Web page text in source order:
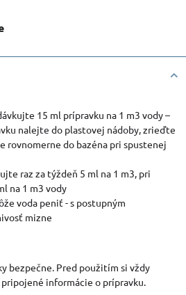
15 ml prípravku na 1 m3 vody –
nalejte do plastovej nádoby, zrieďte
rovnomerne do bazéna pri spustenej
raz za týždeň 5 ml na 1 m3, pri
na 1 m3 vody
voda peniť - s postupným
mizne
bezpečne. Pred použitím si vždy
informácie o prípravku.